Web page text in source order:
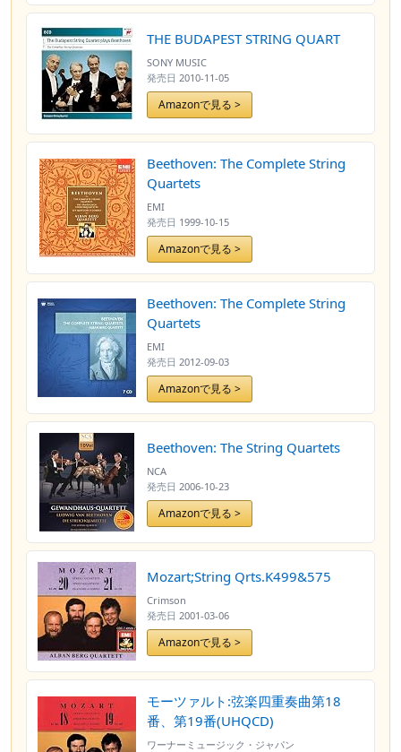
THE BUDAPEST STRING QUART
SONY MUSIC
発売日 2010-11-05
Amazonで見る >
Beethoven: The Complete String
Quartets
EMI
発売日 1999-10-15
Amazonで見る >
Beethoven: The Complete String
Quartets
EMI
発売日 2012-09-03
Amazonで見る >
Beethoven: The String Quartets
NCA
発売日 2006-10-23
Amazonで見る >
Mozart;String Qrts.K499&575
Crimson
発売日 2001-03-06
Amazonで見る >
モーツァルト:弦楽四重奏曲第18
番、第19番(UHQCD)
ワーナーミュージック・ジャパン